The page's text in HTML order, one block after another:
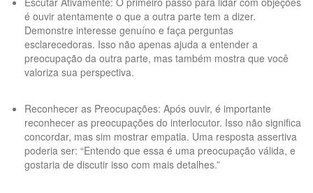
é ouvir atentamente o que a outra parte tem a dizer.
Demonstre interesse genuíno e faça perguntas
esclarecedoras. Isso não apenas ajuda a entender a
preocupação da outra parte, mas também mostra que você
valoriza sua perspectiva.
Reconhecer as Preocupações: Após ouvir, é importante
reconhecer as preocupações do interlocutor. Isso não significa
concordar, mas sim mostrar empatia. Uma resposta assertiva
poderia ser: “Entendo que essa é uma preocupação válida, e
gostaria de discutir isso com mais detalhes.”